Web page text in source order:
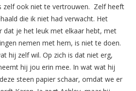
zelf ook niet te vertrouwen. Zelf heeft
die ik niet had verwacht. Het
dat je het leuk met elkaar hebt, met
nemen met hem, is niet te doen.
hij zelf wil. Op zich is dat niet erg,
hij jou erin mee. In wat wat hij
steen papier schaar, omdat we er